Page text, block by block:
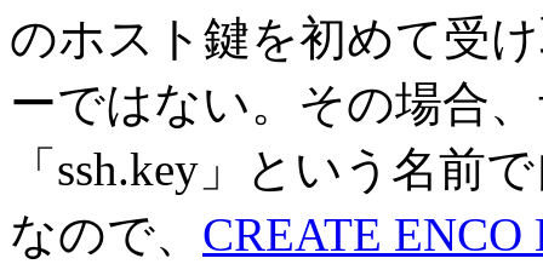
のホスト鍵を初めて受
ーではない。その場合
「ssh.key」という名前
なので、 CREATE ENCO